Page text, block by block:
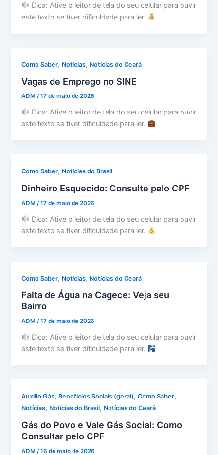
Dica: Ative o leitor de tela do seu celular para ouvir
este texto se tiver dificuldade para ler.
Como Saber, Notícias, Notícias do Ceará
Vagas de Emprego no SINE
ADM/17 de maio de 2026
Dica: Ative o leitor de tela do seu celular para ouvir
este texto se tiver dificuldade para ler.
Como Saber, Notícias do Brasil
Dinheiro Esquecido: Consulte pelo CPF
ADM/17 de maio de 2026
Dica: Ative o leitor de tela do seu celular para ouvir
este texto se tiver dificuldade para ler.
Como Saber, Notícias, Notícias do Ceará
Falta de Água na Cagece: Veja seu
Bairro
ADM/17 de maio de 2026
Dica: Ative o leitor de tela do seu celular para ouvir
este texto se tiver dificuldade para ler.
Auxílio Gás, Benefícios Sociais (geral),Como Saber,
Notícias, Notícias do Brasil, Notícias do Ceará
Gás do Povo e Vale Gás Social: Como
Consultar pelo CPF
ADM /16 de maio de 2026